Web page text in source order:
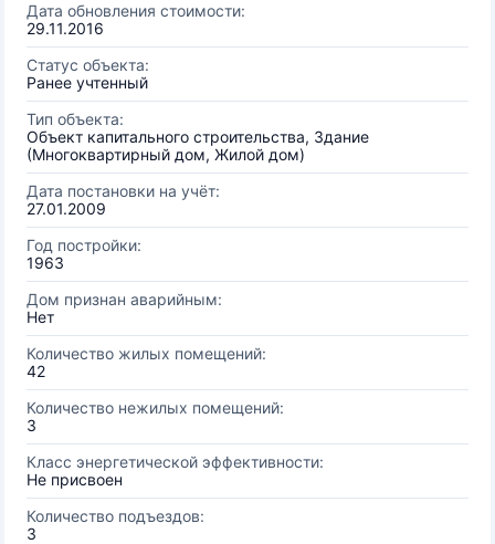
Дата обновления стоимости:
29.11.2016
Статус объекта:
Ранее учтенный
Тип объекта:
Объект капитального строительства, Здание
(Многоквартирный дом, Жилой дом)
Дата постановки на учёт:
27.01.2009
Год постройки:
1963
Дом признан аварийным:
Нет
Количество жилых помещений:
42
Количество нежилых помещений:
3
Класс энергетической эффективности:
Не присвоен
Количество подъездов:
3